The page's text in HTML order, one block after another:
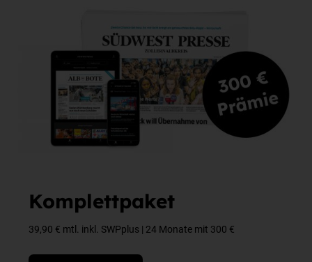
Komplettpaket
39,90 € mtl. inkl. SWPplus | 24 Monate mit 300 €